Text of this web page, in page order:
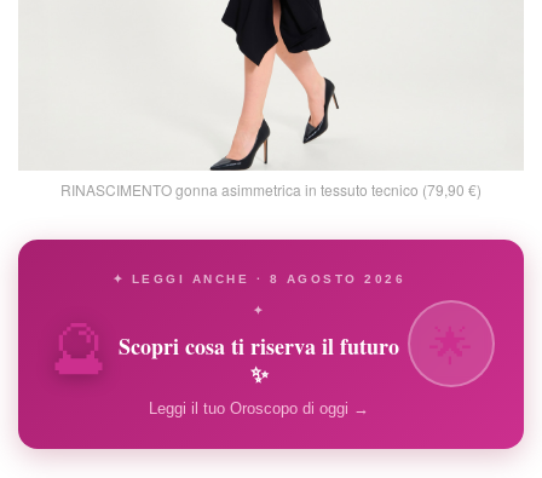
RINASCIMENTO gonna asimmetrica in tessuto tecnico (79,90 €)
🔮
✦ LEGGI ANCHE · 8 AGOSTO 2026
✦
Scopri cosa ti riserva il futuro
✨
Leggi il tuo Oroscopo di oggi →